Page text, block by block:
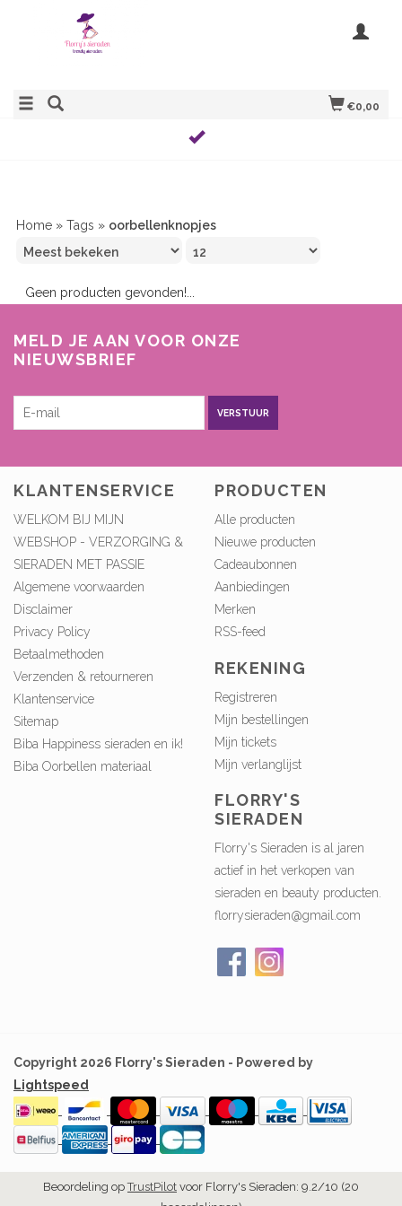
€0,00
Home » Tags » oorbellenknopjes
Geen producten gevonden!...
MELD JE AAN VOOR ONZE
NIEUWSBRIEF
VERSTUUR
KLANTENSERVICE
WELKOM BIJ MIJN
WEBSHOP - VERZORGING &
SIERADEN MET PASSIE
Algemene voorwaarden
Disclaimer
Privacy Policy
Betaalmethoden
Verzenden & retourneren
Klantenservice
Sitemap
Biba Happiness sieraden en ik!
Biba Oorbellen materiaal
PRODUCTEN
Alle producten
Nieuwe producten
Cadeaubonnen
Aanbiedingen
Merken
RSS-feed
REKENING
Registreren
Mijn bestellingen
Mijn tickets
Mijn verlanglijst
FLORRY'S
SIERADEN
Florry's Sieraden is al jaren
actief in het verkopen van
sieraden en beauty producten.
florrysieraden@gmail.com
Copyright 2026 Florry's Sieraden - Powered by
Lightspeed
Beoordeling opTrustPilot voor Florry's Sieraden: 9.2/10 (20